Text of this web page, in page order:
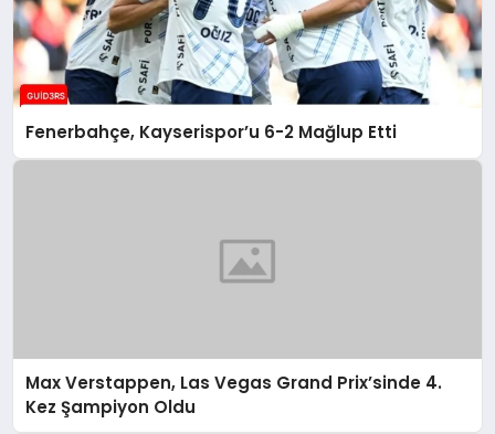
Fenerbahçe, Kayserispor’u 6-2 Mağlup Etti
Max Verstappen, Las Vegas Grand Prix’sinde 4.
Kez Şampiyon Oldu